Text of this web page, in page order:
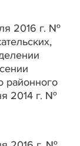
2016 г. №
районного
2014 г. №